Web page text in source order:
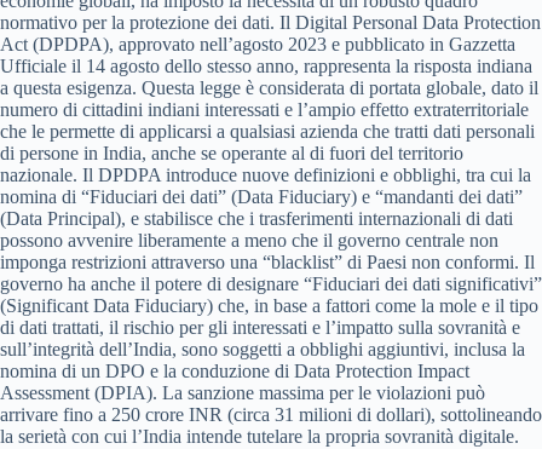
normativo per la protezione dei dati. Il Digital Personal Data Protection
Act (DPDPA), approvato nell’agosto 2023 e pubblicato in Gazzetta
Ufficiale il 14 agosto dello stesso anno, rappresenta la risposta indiana
a questa esigenza. Questa legge è considerata di portata globale, dato il
numero di cittadini indiani interessati e l’ampio effetto extraterritoriale
che le permette di applicarsi a qualsiasi azienda che tratti dati personali
di persone in India, anche se operante al di fuori del territorio
nazionale. Il DPDPA introduce nuove definizioni e obblighi, tra cui la
nomina di “Fiduciari dei dati” (Data Fiduciary) e “mandanti dei dati”
(Data Principal), e stabilisce che i trasferimenti internazionali di dati
possono avvenire liberamente a meno che il governo centrale non
imponga restrizioni attraverso una “blacklist” di Paesi non conformi. Il
governo ha anche il potere di designare “Fiduciari dei dati significativi”
(Significant Data Fiduciary) che, in base a fattori come la mole e il tipo
di dati trattati, il rischio per gli interessati e l’impatto sulla sovranità e
sull’integrità dell’India, sono soggetti a obblighi aggiuntivi, inclusa la
nomina di un DPO e la conduzione di Data Protection Impact
Assessment (DPIA). La sanzione massima per le violazioni può
arrivare fino a 250 crore INR (circa 31 milioni di dollari), sottolineando
la serietà con cui l’India intende tutelare la propria sovranità digitale.